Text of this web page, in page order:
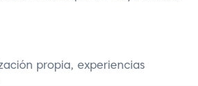
propia, experiencias